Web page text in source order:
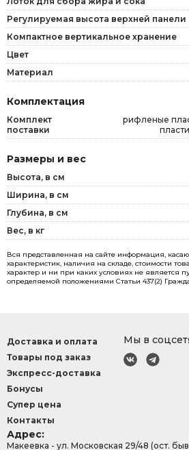
Регулируемая высота верхней панели
Компактное вертикальное хранение
Цвет
Материал
Комплектация
Комплект
поставки
рифленые
Размеры и вес
Высота, в см
Ширина, в см
Глубина, в см
Вес, в кг
Вся представленная на сайте информация,
характеристик, наличия на складе, стоимости
характер и ни при каких условиях не является
определяемой положениями Статьи 437(2)
Мы в
Доставка и оплата
Товары под заказ
Экспресс-доставка
Бонусы
Супер цена
Контакты
Адрес:
Макеевка - ул. Московская 29/48 (ост.